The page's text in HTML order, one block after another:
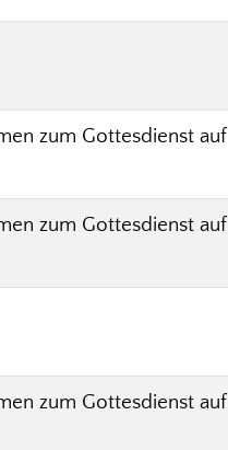
zum Gottesdienst auf
zum Gottesdienst auf
zum Gottesdienst auf